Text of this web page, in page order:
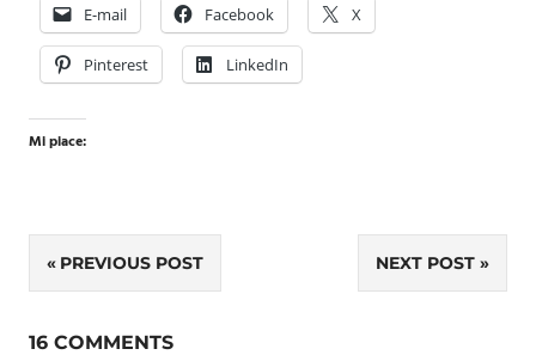
nuova
confezione
migliorata
E-mail Facebook X
Pinterest LinkedIn
Mi piace:
Navigazione
articoli
PREVIOUS POST NEXT POST
16 COMMENTS